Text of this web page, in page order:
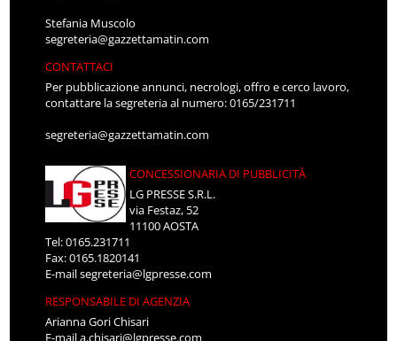
Stefania Muscolo
segreteria@gazzettamatin.com
CONTATTACI
Per pubblicazione annunci, necrologi, offro e cerco lavoro,
contattare la segreteria al numero: 0165/231711
segreteria@gazzettamatin.com
CONCESSIONARIA DI PUBBLICITÀ
LG PRESSE S.R.L.
via Festaz, 52
11100 AOSTA
Tel: 0165.231711
Fax: 0165.1820141
E-mailsegreteria@lgpresse.com
RESPONSABILE DI AGENZIA
Arianna Gori Chisari
E-maila.chisari@lgpresse.com